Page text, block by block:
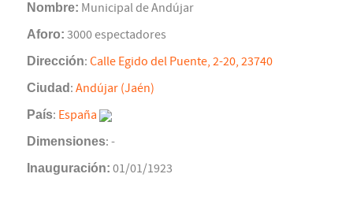
Nombre: Municipal de Andújar
Aforo: 3000 espectadores
Dirección: Calle Egido del Puente, 2-20, 23740
Ciudad : Andújar (Jaén)
País: España
Dimensiones: -
Inauguración: 01/01/1923